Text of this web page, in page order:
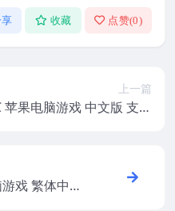
收藏 点赞(0)
上一篇
果电脑游戏 中文版 支持
戏 繁体中文